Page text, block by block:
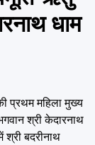
धाम
प्रथम महिला मुख्य
श्री केदारनाथ
बदरीनाथ